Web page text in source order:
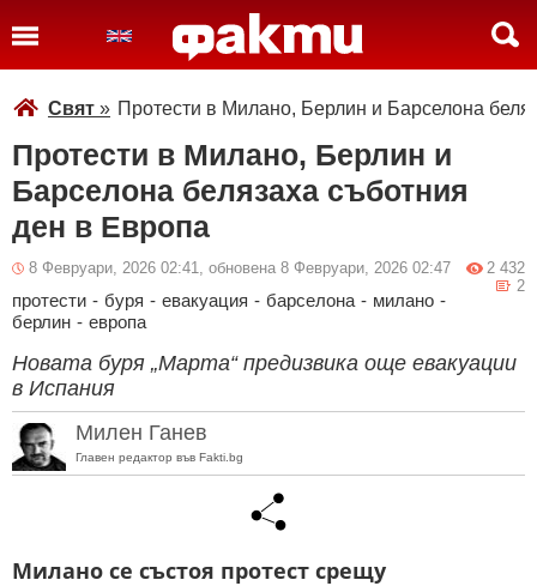
Свят » Протести в Милано, Берлин и Барселона
Протести в Милано, Берлин и
Барселона белязаха съботния
ден в Европа
8 Февруари, 2026 02:41, обновена 8 Февруари, 2026 02:47
2 432
2
протести - буря - евакуация - барселона - милано -
берлин - европа
Новата буря „Марта“ предизвика още евакуации
в Испания
Милен Ганев
Главен редактор във Fakti.bg
Милано се състоя протест срещу